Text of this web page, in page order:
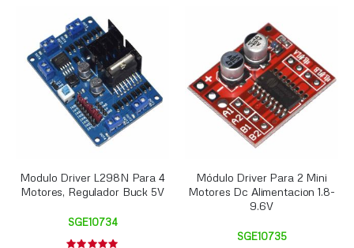
Modulo Driver L298N Para 4
Motores, Regulador Buck 5V
SGE10734
Módulo Driver Para 2 Mini
Motores Dc Alimentacion 1.8-
9.6V
SGE10735